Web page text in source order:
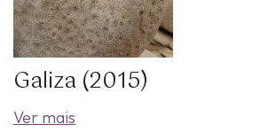
Galiza (2015)
Ver mais